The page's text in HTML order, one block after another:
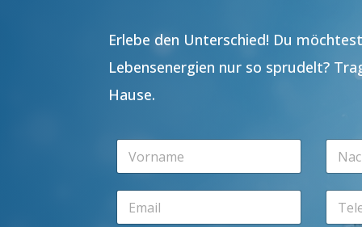
Erlebe den Unterschied! Du
Lebensenergien nur so sprudelt?
Hause.
V
r
n
m
N
c
h
a
E
T